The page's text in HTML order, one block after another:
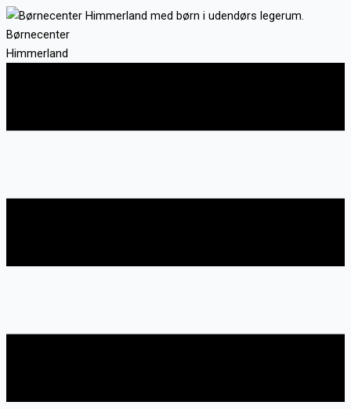
Gå
til
indholdet
Børnecenter
Himmerland